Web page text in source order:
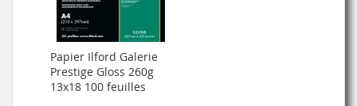
Papier Ilford Galerie
Prestige Gloss 260g
13x18 100 feuilles